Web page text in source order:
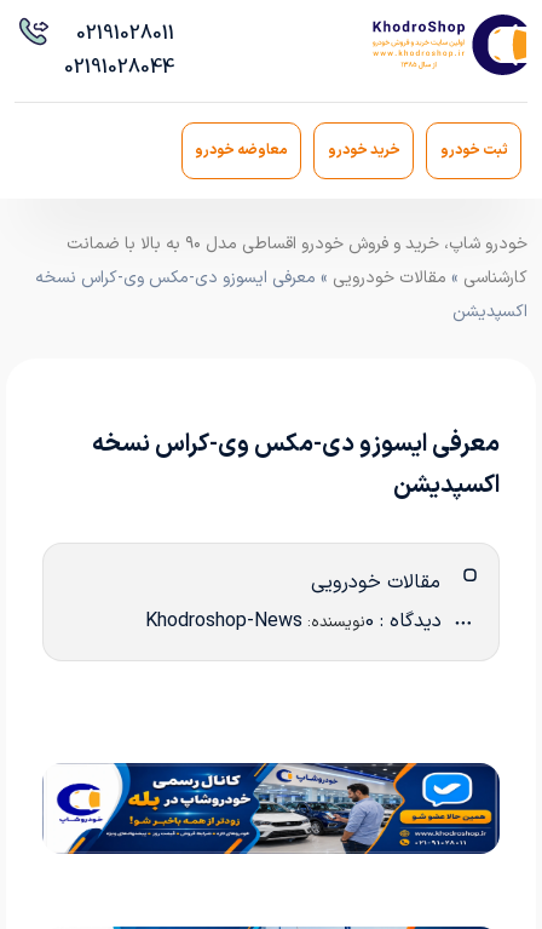
02191028011
02191028044
ثبت خودرو خرید خودرو معاوضه خودرو
خودرو شاپ، خرید و فروش خودرو اقساطی مدل ۹۰ به بالا با ضمانت
کارشناسی » مقالات خودرویی » معرفی ایسوزو دی-مکس وی-کراس نسخه
اکسپدیشن
معرفی ایسوزو دی-مکس وی-کراس نسخه
اکسپدیشن
مقالات خودرویی
دیدگاه : 0 نویسنده: Khodroshop-News